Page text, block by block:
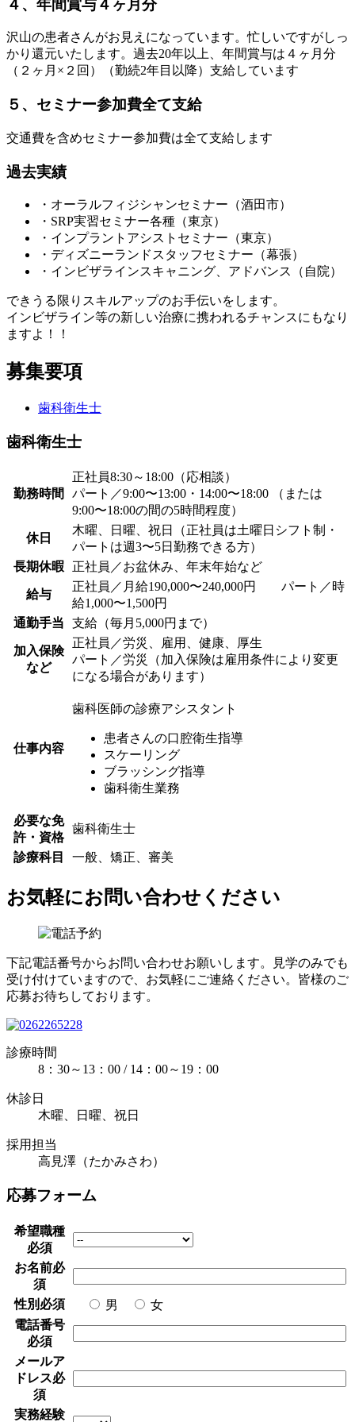
４、年間賞与４ヶ月分
沢山の患者さんがお見えになっています。忙しいですがしっ
かり還元いたします。過去20年以上、年間賞与は４ヶ月分
（２ヶ月×２回）（勤続2年目以降）支給しています
５、セミナー参加費全て支給
交通費を含めセミナー参加費は全て支給します
過去実績
・オーラルフィジシャンセミナー（酒田市）
・SRP実習セミナー各種（東京）
・インプラントアシストセミナー（東京）
・ディズニーランドスタッフセミナー（幕張）
・インビザラインスキャニング、アドバンス（自院）
できうる限りスキルアップのお手伝いをします。
インビザライン等の新しい治療に携われるチャンスにもなり
ますよ！！
募集要項
歯科衛生士
歯科衛生士
勤務時間
正社員8:30～18:00（応相談）
パート／9:00〜13:00・14:00〜18:00 （または
9:00〜18:00の間の5時間程度）
休日
木曜、日曜、祝日（正社員は土曜日シフト制・
パートは週3〜5日勤務できる方）
長期休暇
正社員／お盆休み、年末年始など
給与
正社員／月給190,000〜240,000円 パート／時
給1,000〜1,500円
通勤手当
支給（毎月5,000円まで）
加入保険
など
正社員／労災、雇用、健康、厚生
パート／労災（加入保険は雇用条件により変更
になる場合があります）
仕事内容
歯科医師の診療アシスタント
患者さんの口腔衛生指導
スケーリング
ブラッシング指導
歯科衛生業務
必要な免
許・資格
歯科衛生士
診療科目 一般、矯正、審美
お気軽にお問い合わせください
下記電話番号からお問い合わせお願いします。見学のみでも
受け付けていますので、お気軽にご連絡ください。皆様のご
応募お待ちしております。
診療時間
8：30～13：00 / 14：00～19：00
休診日
木曜、日曜、祝日
採用担当
高見澤（たかみさわ）
応募フォーム
希望職種
必須
お名前必
須
性別 必須 男
女
電話番号
必須
メールア
ドレス必
須
実務経験